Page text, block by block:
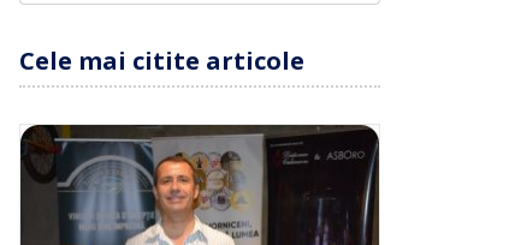
Cele mai citite articole